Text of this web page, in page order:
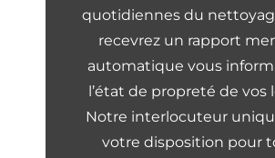
quotidiennes du
recevrez un rapport
automatique vous
l’état de propreté de vos
Notre interlocuteur
votre disposition pour